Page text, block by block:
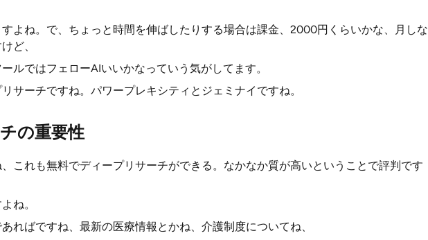
よね。で、ちょっと時間を伸ばしたりする場合は課金、2000円くらいかな、月しな
ど、
ルではフェローAIいいかなっていう気がしてます。
サーチですね。パワープレキシティとジェミナイですね。
の重要性
これも無料でディープリサーチができる。なかなか質が高いということで評判です
ね。
ればですね、最新の医療情報とかね、介護制度についてね、